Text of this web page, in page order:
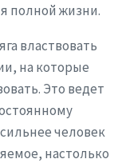
полной жизни.
властвовать
на которые
Это ведет
человек
настолько